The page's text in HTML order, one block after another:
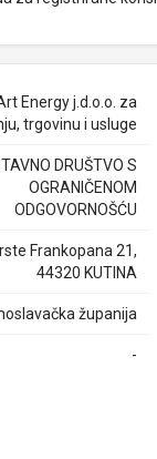
Energy j.d.o.o. za
trgovinu i usluge
DRUŠTVO S
OGRANIČENOM
ODGOVORNOŠĆU
Frankopana 21,
44320 KUTINA
županija
-